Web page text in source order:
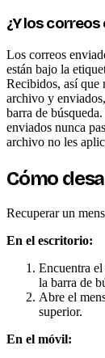
¿Y los
Los correos
están bajo la
Recibidos, así que
archivo y
barra de
enviados nunca
archivo no les
Cómo
Recuperar un
En el escritorio:
Encuentra
la barra de
Abre el
superior.
En el móvil: